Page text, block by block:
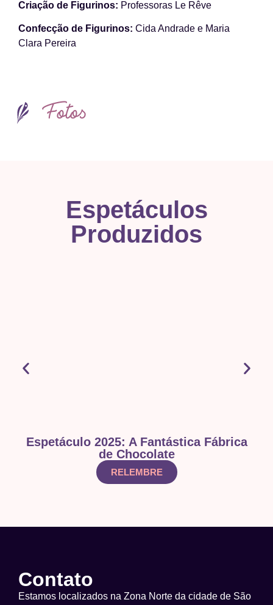
Criação de Figurinos: Professoras Le Rêve
Confecção de Figurinos: Cida Andrade e Maria
Clara Pereira
Fotos
Espetáculos
Produzidos
Espetáculo 2025: A Fantástica Fábrica
de Chocolate
RELEMBRE
Contato
Estamos localizados na Zona Norte da cidade de São